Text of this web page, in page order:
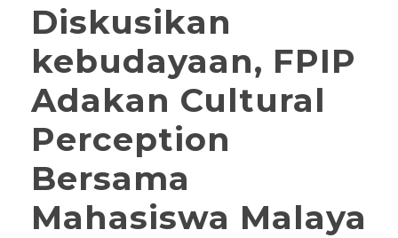
Diskusikan
kebudayaan, FPIP
Adakan Cultural
Perception
Bersama
Mahasiswa Malaya